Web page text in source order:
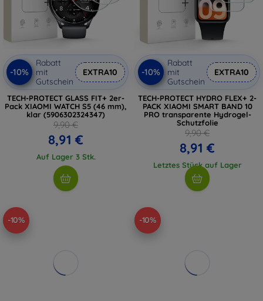
-10%
Rabatt
mit
Gutschein
EXTRA10
TECH-PROTECT GLASS FIT+ 2er-
Pack XIAOMI WATCH S5 (46 mm),
klar (5906302324347)
9,90 €
8,91 €
Auf Lager 3 Stk.
-10%
Rabatt
mit
Gutschein
EXTRA10
TECH-PROTECT HYDRO FLEX+ 2-
PACK XIAOMI SMART BAND 10
PRO transparente Hydrogel-
Schutzfolie
9,90 €
8,91 €
Letztes Stück auf Lager
-10% -10%